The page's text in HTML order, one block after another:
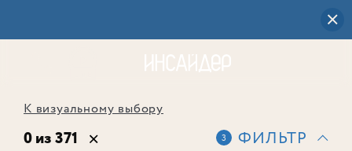
К визуальному выбору
0 из 371 3 ФИЛЬТР